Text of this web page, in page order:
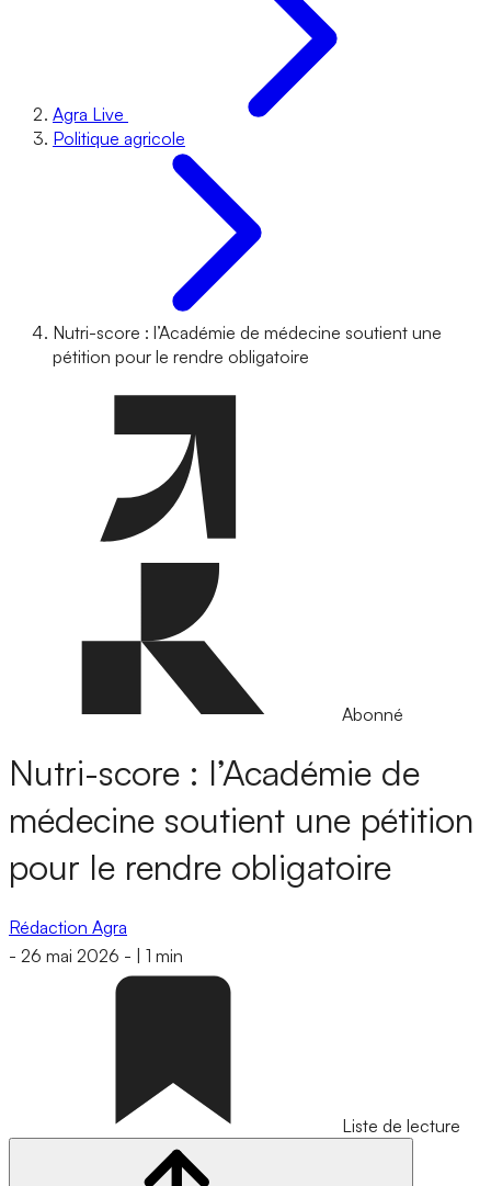
Agra Live
Politique agricole
Nutri-score : l’Académie de médecine soutient une
pétition pour le rendre obligatoire
Abonné
Nutri-score : l’Académie de
médecine soutient une pétition
pour le rendre obligatoire
Rédaction Agra
- 26 mai 2026 - 1 min
Liste de lecture